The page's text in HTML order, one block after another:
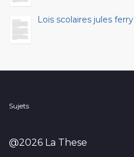
Lois scolaires jules ferry
Sujets
@2026 La These